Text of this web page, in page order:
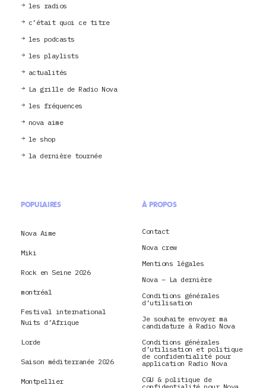
les radios
c’était quoi ce titre
les podcasts
les playlists
actualités
La grille de Radio Nova
les fréquences
nova aime
le shop
la dernière tournée
POPULAIRES
Nova Aime
Miki
Rock en Seine 2026
montréal
Festival international
Nuits d’Afrique
Lorde
Saison méditerranée 2026
Montpellier
À PROPOS
Contact
Nova crew
Mentions légales
Nova – La dernière
Conditions générales
d’utilisation
Je souhaite envoyer ma
candidature à Radio Nova
Conditions générales
d’utilisation et politique
de confidentialité pour
application Radio Nova
CGU & politique de